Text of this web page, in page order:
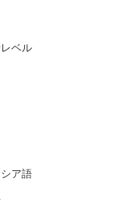
ベル
ア語